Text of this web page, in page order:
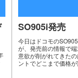
SO905i発売
今日はドコモの
が、発売前の情報で
意欲が削がれてきた
ントでどこまで価格